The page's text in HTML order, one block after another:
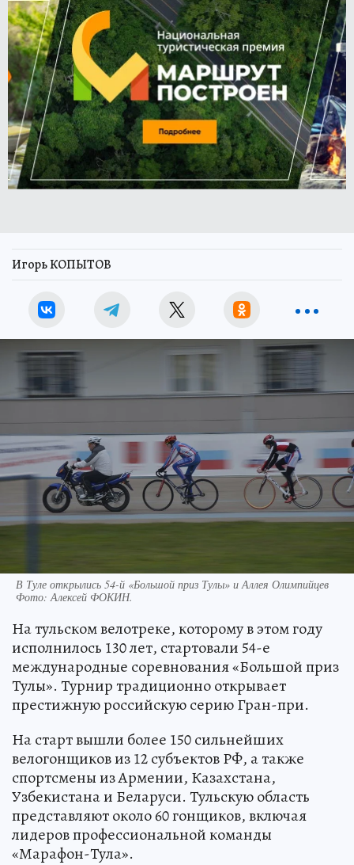
Игорь КОПЫТОВ
В Туле открылись 54-й «Большой приз Тулы» и Аллея Олимпийцев
Фото: Алексей ФОКИН.
На тульском велотреке, которому в этом году
исполнилось 130 лет, стартовали 54-е
международные соревнования «Большой приз
Тулы». Турнир традиционно открывает
престижную российскую серию Гран-при.
На старт вышли более 150 сильнейших
велогонщиков из 12 субъектов РФ, а также
спортсмены из Армении, Казахстана,
Узбекистана и Беларуси. Тульскую область
представляют около 60 гонщиков, включая
лидеров профессиональной команды
«Марафон-Тула».